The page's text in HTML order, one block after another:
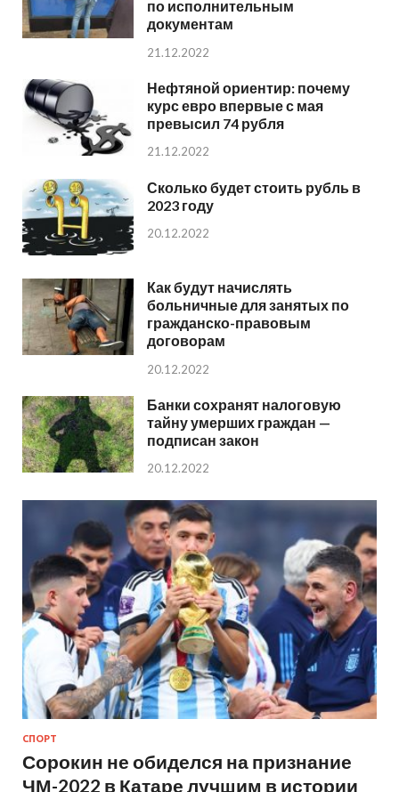
по исполнительным
документам
21.12.2022
Нефтяной ориентир: почему
курс евро впервые с мая
превысил 74 рубля
21.12.2022
Сколько будет стоить рубль в
2023 году
20.12.2022
Как будут начислять
больничные для занятых по
гражданско-правовым
договорам
20.12.2022
Банки сохранят налоговую
тайну умерших граждан —
подписан закон
20.12.2022
СПОРТ
Сорокин не обиделся на признание
ЧМ-2022 в Катаре лучшим в истории